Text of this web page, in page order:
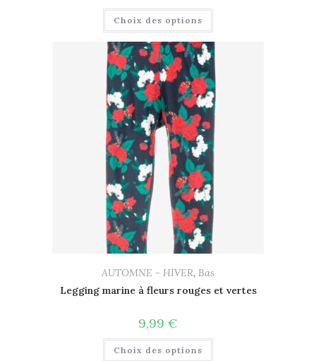
Choix des options
AUTOMNE - HIVER, Bas
Legging marine à fleurs rouges et vertes
9,99 €
Choix des options